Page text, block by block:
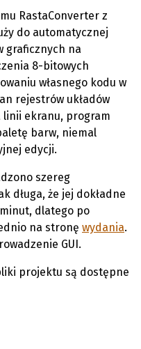
RastaConverter z
do automatycznej
graficznych na
8-bitowych
własnego kodu w
rejestrów układów
linii ekranu, program
barw, niemal
edycji.
szereg
długa, że jej dokładne
dlatego po
na stronę wydania.
GUI.
projektu są dostępne